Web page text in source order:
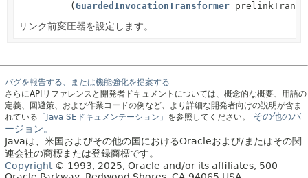
( GuardedInvocationTransformer
リンク前変圧器を設定します。
バグを報告する、または機能強化を提案する
さらにAPIリファレンスと開発者ドキュメントについては、概念的な概要、用語の
定義、回避策、および作業コードの例など、より詳細な開発者向けの説明が含ま
れている 「Java SEドキュメンテーション」 を参照してください。
その他のバ
ージョン。
Javaは、米国およびその他の国におけるOracleおよび/またはその関
連会社の商標または登録商標です。
Copyright© 1993, 2025, Oracle and/or its affiliates, 500